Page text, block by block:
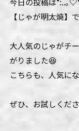
【じゃが明太焼】
大人気のじゃがチ
がりました😆
こちらも、人気に
ぜひ、お試しくだ